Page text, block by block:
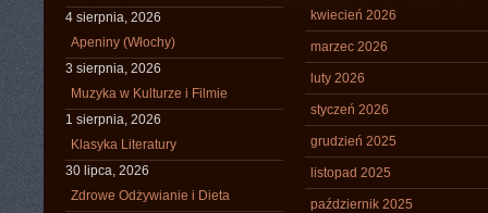
4 sierpnia, 2026
Apeniny (Włochy)
3 sierpnia, 2026
Muzyka w Kulturze i Filmie
1 sierpnia, 2026
Klasyka Literatury
30 lipca, 2026
Zdrowe Odżywianie i Dieta
kwiecień 2026
marzec 2026
luty 2026
styczeń 2026
grudzień 2025
listopad 2025
październik 2025